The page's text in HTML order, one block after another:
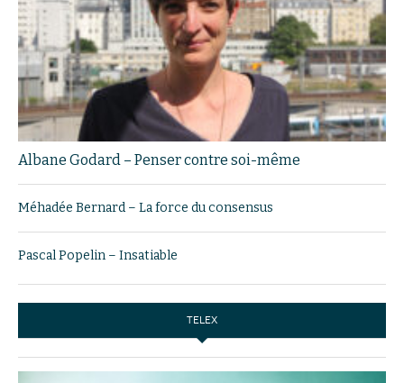
Albane Godard – Penser contre soi-même
Méhadée Bernard – La force du consensus
Pascal Popelin – Insatiable
TELEX